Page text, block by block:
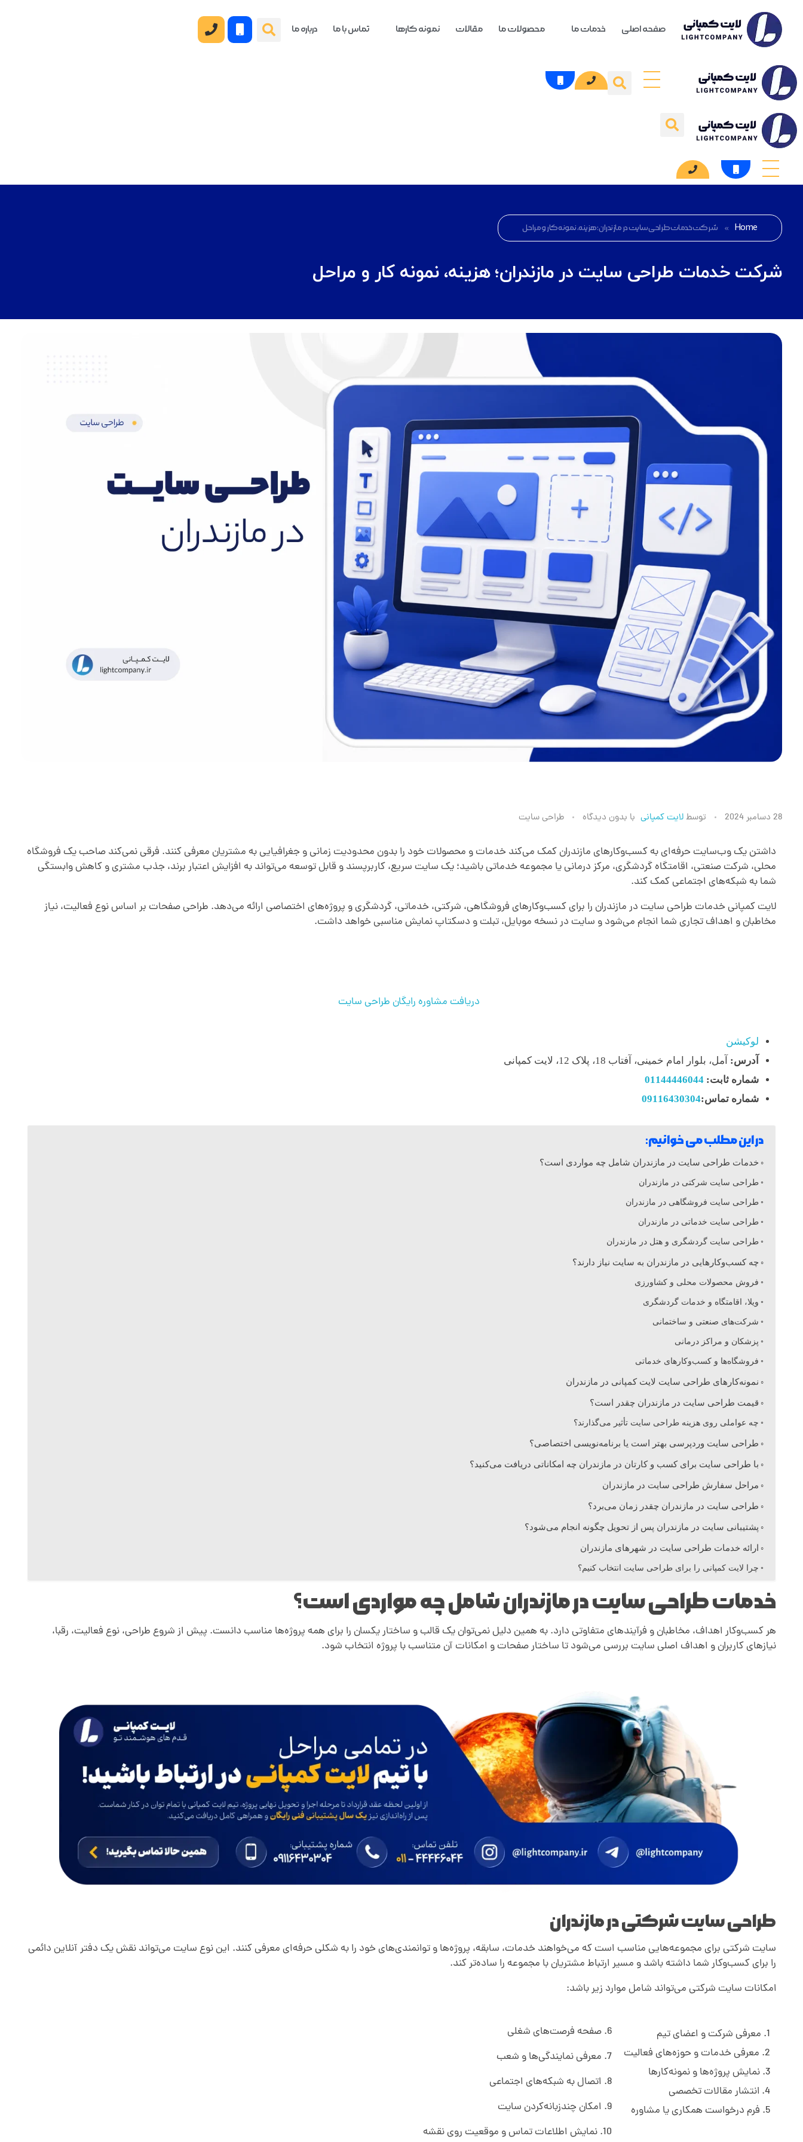
صفحه اصلی خدمات ما محصولات ما مقالات نمونه کارها تماس با ما درباره ما
Home
» شرکت خدمات طراحی سایت در مازندران؛ هزینه، نمونه کار و مراحل
شرکت خدمات طراحی سایت در مازندران؛ هزینه، نمونه کار و مراحل
ش
ر
ک
ت
ت
ی
ت
د
ن
ه
م
و
28 دسامبر 2024 توسطلایت کمپانی با بدون دیدگاه طراحی سایت
داشتن یک وب‌سایت حرفه‌ای به کسب‌وکارهای مازندران کمک می‌کند خدمات و محصولات خود را بدون محدودیت زمانی و جغرافیایی به مشتریان معرفی کنند. فرقی نمی‌کند صاحب یک فروشگاه
محلی، شرکت صنعتی، اقامتگاه گردشگری، مرکز درمانی یا مجموعه خدماتی باشید؛ یک سایت سریع، کاربرپسند و قابل توسعه می‌تواند به افزایش اعتبار برند، جذب مشتری و کاهش وابستگی
شما به شبکه‌های اجتماعی کمک کند.
لایت کمپانی خدمات طراحی سایت در مازندران را برای کسب‌وکارهای فروشگاهی، شرکتی، خدماتی، گردشگری و پروژه‌های اختصاصی ارائه می‌دهد. طراحی صفحات بر اساس نوع فعالیت، نیاز
مخاطبان و اهداف تجاری شما انجام می‌شود و سایت در نسخه موبایل، تبلت و دسکتاپ نمایش مناسبی خواهد داشت.
دریافت مشاوره رایگان طراحی سایت
لوکیشن
آدرس: آمل، بلوار امام خمینی، آفتاب 18، پلاک 12، لایت کمپانی
شماره ثابت: 01144446044
شماره تماس:09116430304
در این مطلب می خوانیم:
خدمات طراحی سایت در مازندران شامل چه مواردی است؟
طراحی سایت شرکتی در مازندران
طراحی سایت فروشگاهی در مازندران
طراحی سایت خدماتی در مازندران
طراحی سایت گردشگری و هتل در مازندران
چه کسب‌وکارهایی در مازندران به سایت نیاز دارند؟
فروش محصولات محلی و کشاورزی
ویلا، اقامتگاه و خدمات گردشگری
شرکت‌های صنعتی و ساختمانی
پزشکان و مراکز درمانی
فروشگاه‌ها و کسب‌وکارهای خدماتی
نمونه‌کارهای طراحی سایت لایت کمپانی در مازندران
قیمت طراحی سایت در مازندران چقدر است؟
چه عواملی روی هزینه طراحی سایت تأثیر می‌گذارند؟
طراحی سایت وردپرسی بهتر است یا برنامه‌نویسی اختصاصی؟
با طراحی سایت برای کسب و کارتان در مازندران چه امکاناتی دریافت می‌کنید؟
مراحل سفارش طراحی سایت در مازندران
طراحی سایت در مازندران چقدر زمان می‌برد؟
پشتیبانی سایت در مازندران پس از تحویل چگونه انجام می‌شود؟
ارائه خدمات طراحی سایت در شهرهای مازندران
چرا لایت کمپانی را برای طراحی سایت انتخاب کنیم؟
خدمات طراحی سایت در مازندران شامل چه مواردی است؟
هر کسب‌وکار اهداف، مخاطبان و فرآیندهای متفاوتی دارد. به همین دلیل نمی‌توان یک قالب و ساختار یکسان را برای همه پروژه‌ها مناسب دانست. پیش از شروع طراحی، نوع فعالیت، رقبا،
نیازهای کاربران و اهداف اصلی سایت بررسی می‌شود تا ساختار صفحات و امکانات آن متناسب با پروژه انتخاب شود.
طراحی سایت شرکتی در مازندران
سایت شرکتی برای مجموعه‌هایی مناسب است که می‌خواهند خدمات، سابقه، پروژه‌ها و توانمندی‌های خود را به شکلی حرفه‌ای معرفی کنند. این نوع سایت می‌تواند نقش یک دفتر آنلاین دائمی
را برای کسب‌وکار شما داشته باشد و مسیر ارتباط مشتریان با مجموعه را ساده‌تر کند.
امکانات سایت شرکتی می‌تواند شامل موارد زیر باشد:
معرفی شرکت و اعضای تیم
معرفی خدمات و حوزه‌های فعالیت
نمایش پروژه‌ها و نمونه‌کارها
انتشار مقالات تخصصی
فرم درخواست همکاری یا مشاوره
6. صفحه فرصت‌های شغلی
7. معرفی نمایندگی‌ها و شعب
8. اتصال به شبکه‌های اجتماعی
9. امکان چندزبانه‌کردن سایت
10. نمایش اطلاعات تماس و موقعیت روی نقشه